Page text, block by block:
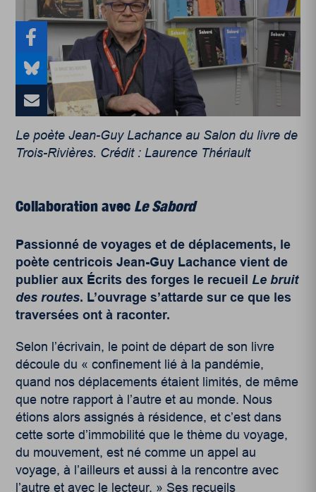
Le poète Jean-Guy Lachance au Salon du livre de
Trois-Rivières. Crédit : Laurence Thériault
Collaboration avec Le Sabord
Passionné de voyages et de déplacements, le
poète centricois Jean-Guy Lachance vient de
publier aux Écrits des forges le recueil Le bruit
des routes. L’ouvrage s’attarde sur ce que les
traversées ont à raconter.
Selon l’écrivain, le point de départ de son livre
découle du « confinement lié à la pandémie,
quand nos déplacements étaient limités, de même
que notre rapport à l’autre et au monde. Nous
étions alors assignés à résidence, et c’est dans
cette sorte d’immobilité que le thème du voyage,
du mouvement, est né comme un appel au
voyage, à l’ailleurs et aussi à la rencontre avec
l’autre et avec le lecteur. » Ses recueils